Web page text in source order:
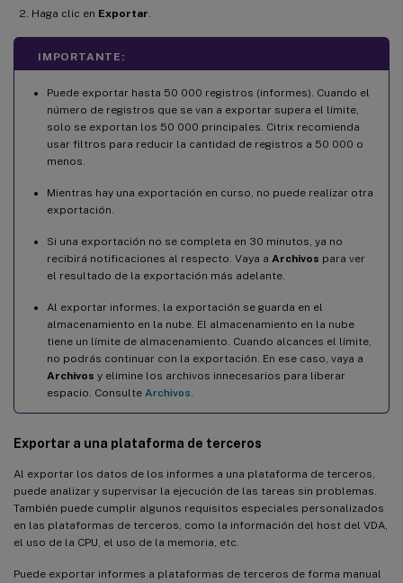
Haga clic en Exportar
IMPORTANTE:
Puede exportar hasta 50 000 registros (informes). Cuando el
número de registros que se van a exportar supera el límite,
solo se exportan los 50 000 principales. Citrix recomienda
usar filtros para reducir la cantidad de registros a 50 000 o
menos.
Mientras hay una exportación en curso, no puede realizar otra
exportación.
Si una exportación no se completa en 30 minutos, ya no
recibirá notificaciones al respecto. Vaya a Archivos para ver
el resultado de la exportación más adelante.
Al exportar informes, la exportación se guarda en el
almacenamiento en la nube. El almacenamiento en la nube
tiene un límite de almacenamiento. Cuando alcances el límite,
no podrás continuar con la exportación. En ese caso, vaya a
Archivos y elimine los archivos innecesarios para liberar
espacio. Consulte Archivos
Exportar a una plataforma de terceros
Al exportar los datos de los informes a una plataforma de terceros,
puede analizar y supervisar la ejecución de las tareas sin problemas.
También puede cumplir algunos requisitos especiales personalizados
en las plataformas de terceros, como la información del host del VDA,
el uso de la CPU, el uso de la memoria, etc.
Puede exportar informes a plataformas de terceros de forma manual